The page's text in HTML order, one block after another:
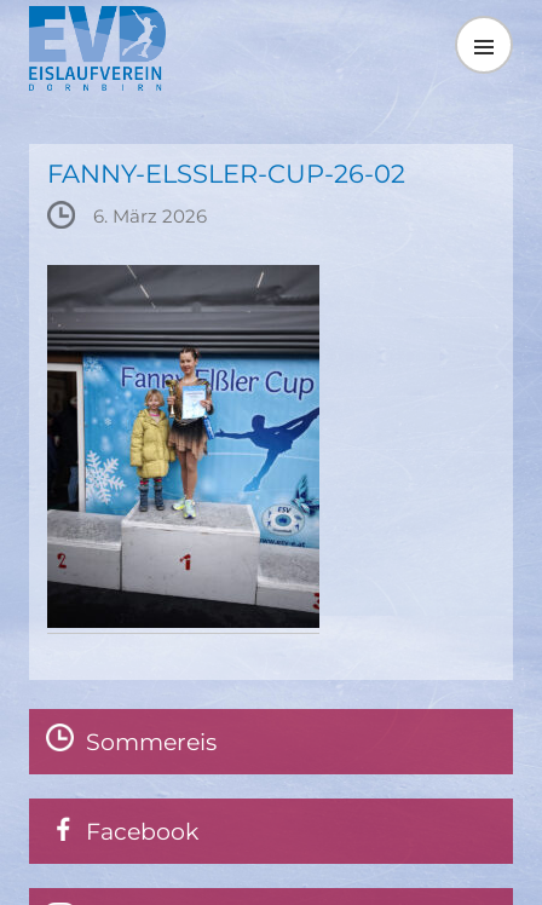
Springe
zum
Inhalt
MENÜ
FANNY-ELSSLER-CUP-26-02
6. März 2026
Sommereis
Facebook